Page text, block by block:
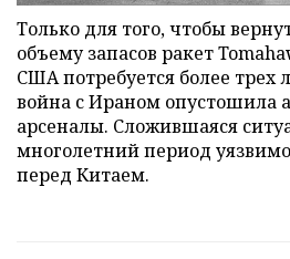
Только для того, чтобы
объему запасов ракет
США потребуется более трех
война с Ираном опустошила
арсеналы. Сложившаяся
многолетний период
перед Китаем.